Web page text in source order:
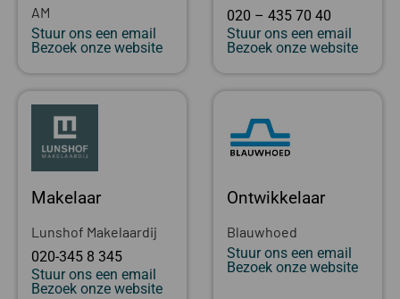
AM
Stuur ons een email
Bezoek onze website
020 – 435 70 40
Stuur ons een email
Bezoek onze website
Makelaar
Lunshof Makelaardij
020-345 8 345
Stuur ons een email
Bezoek onze website
Ontwikkelaar
Blauwhoed
Stuur ons een email
Bezoek onze website